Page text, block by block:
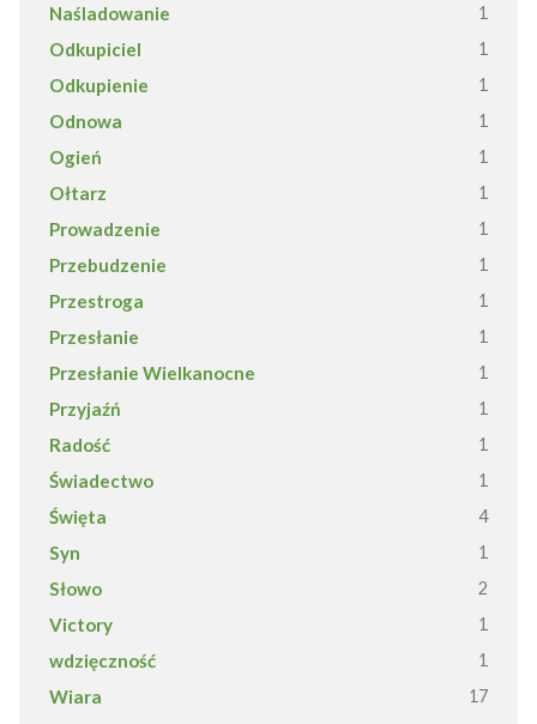
Naśladowanie 1
Odkupiciel 1
Odkupienie 1
Odnowa 1
Ogień 1
Ołtarz 1
Prowadzenie 1
Przebudzenie 1
Przestroga 1
Przesłanie 1
Przesłanie Wielkanocne 1
Przyjaźń 1
Radość 1
Świadectwo 1
Święta 4
Syn 1
Słowo 2
Victory 1
wdzięczność 1
Wiara 17